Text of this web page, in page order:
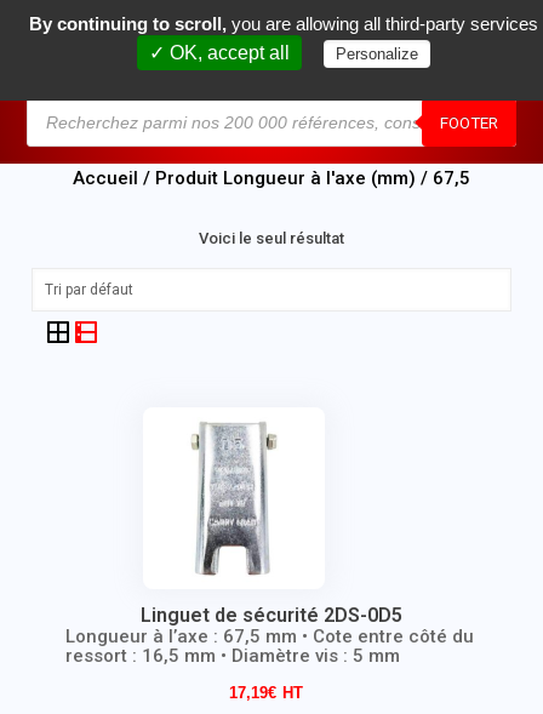
FOOTER
0
Accueil / Produit Longueur à l'axe (mm) / 67,5
Voici le seul résultat
Linguet de sécurité 2DS-0D5
Longueur à l’axe : 67,5 mm • Cote entre côté du
ressort : 16,5 mm • Diamètre vis : 5 mm
17,19€
By continuing to scroll, you are allowing all third-party services
✓ OK, accept all
Personalize